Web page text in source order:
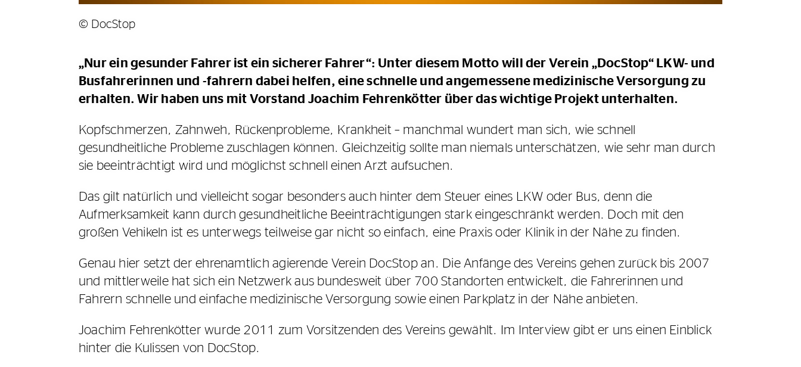
© DocStop
„Nur ein gesunder Fahrer ist ein sicherer Fahrer“: Unter diesem Motto will der Verein „DocStop“ LKW- und
Busfahrerinnen und -fahrern dabei helfen, eine schnelle und angemessene medizinische Versorgung zu
erhalten. Wir haben uns mit Vorstand Joachim Fehrenkötter über das wichtige Projekt unterhalten.
Kopfschmerzen, Zahnweh, Rückenprobleme, Krankheit – manchmal wundert man sich, wie schnell
gesundheitliche Probleme zuschlagen können. Gleichzeitig sollte man niemals unterschätzen, wie sehr man durch
sie beeinträchtigt wird und möglichst schnell einen Arzt aufsuchen.
Das gilt natürlich und vielleicht sogar besonders auch hinter dem Steuer eines LKW oder Bus, denn die
Aufmerksamkeit kann durch gesundheitliche Beeinträchtigungen stark eingeschränkt werden. Doch mit den
großen Vehikeln ist es unterwegs teilweise gar nicht so einfach, eine Praxis oder Klinik in der Nähe zu finden.
Genau hier setzt der ehrenamtlich agierende Verein DocStop an. Die Anfänge des Vereins gehen zurück bis 2007
und mittlerweile hat sich ein Netzwerk aus bundesweit über 700 Standorten entwickelt, die Fahrerinnen und
Fahrern schnelle und einfache medizinische Versorgung sowie einen Parkplatz in der Nähe anbieten.
Joachim Fehrenkötter wurde 2011 zum Vorsitzenden des Vereins gewählt. Im Interview gibt er uns einen Einblick
hinter die Kulissen von DocStop.